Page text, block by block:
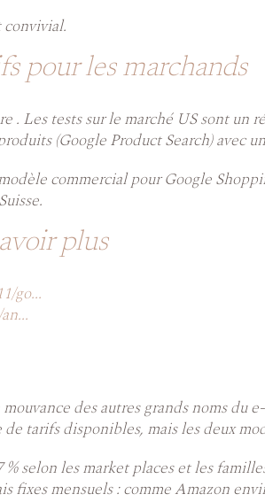
pour les marchands
. Les tests sur le marché US sont un
(Google Product Search)
commercial pour Google
plus
go...
des autres grands noms du
tarifs disponibles, mais les deux
% selon les market places et les
fixes mensuels : comme Amazon